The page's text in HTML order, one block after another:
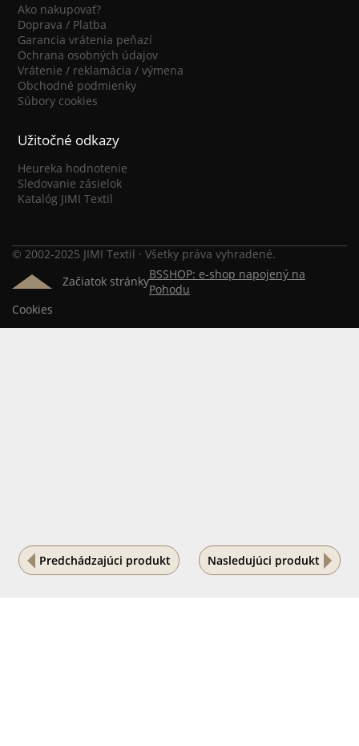
Predchádzajúci produkt Nasledujúci produkt
Ako nakupovať?
Doprava / Platba
Garancia vrátenia peňazí
Ochrana osobných údajov
Vrátenie / reklamácia / výmena
Obchodné podmienky
Súbory cookies
Užitočné odkazy
Heureka hodnotenie
Sledovanie zásielok
Katalóg JIMI Textil
© 2002-2025 JIMI Textil · Všetky práva vyhradené.
Začiatok stránkyBSSHOP: e-shop napojený na
Pohodu
Cookies